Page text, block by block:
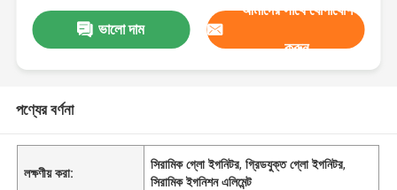
ভালো দাম
আমাদের সাথে যোগাযোগ
করুন
পণ্যের বর্ণনা
লক্ষণীয় করা:
সিরামিক গ্লো ইগনিটর,গ্রিডযুক্ত গ্লো ইগনিটর,
সিরামিক ইগনিশন এলিমেন্ট